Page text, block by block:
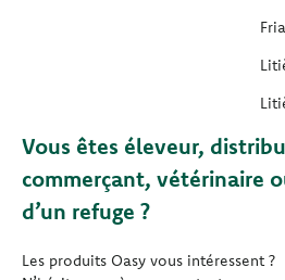
Vous êtes éleveur,
commerçant, vétérinaire
d’un refuge ?
Les produits Oasy vous intéressent ?